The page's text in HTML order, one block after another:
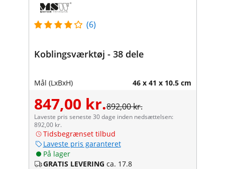
(6)
Koblingsværktøj - 38 dele
Mål (LxBxH) 46 x 41 x 10.5 cm
847,00 kr.892,00 kr.
Laveste pris seneste 30 dage inden nedsættelsen:
892,00 kr.
Tidsbegrænset tilbud
Laveste pris garanteret
På lager
GRATIS LEVERING ca. 17.8